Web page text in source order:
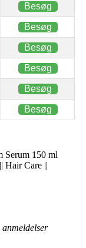
Besøg
Besøg
Besøg
Besøg
Besøg
Besøg
Serum 150 ml
Hair Care ||
anmeldelser